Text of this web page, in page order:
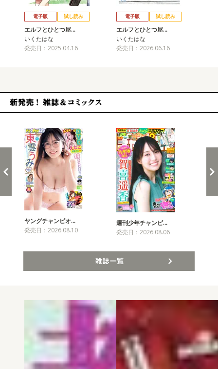
電子版 試し読み
エルフとひとつ屋…
いくたはな
発売日：2025.04.16
電子版 試し読み
エルフとひとつ屋…
いくたはな
発売日：2026.06.16
ヤングチャンピオ…
発売日：2026.08.10
週刊少年チャンピ…
発売日：2026.08.06